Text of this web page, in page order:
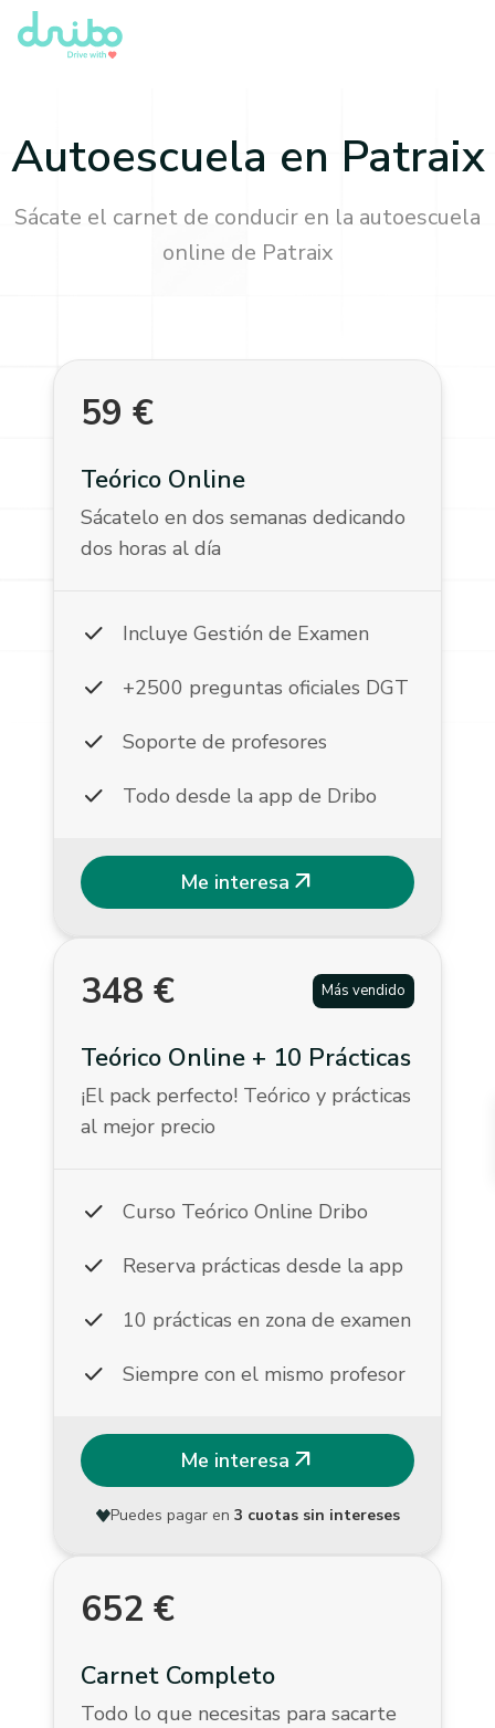
Autoescuela en Patraix
Sácate el carnet de conducir en la autoescuela
online de Patraix
59 €
Teórico Online
Sácatelo en dos semanas dedicando
dos horas al día
check Incluye Gestión de Examen
check +2500 preguntas oficiales DGT
check Soporte de profesores
check Todo desde la app de Dribo
Me interesa arrow_outward
348 € Más vendido
Teórico Online + 10 Prácticas
¡El pack perfecto! Teórico y prácticas
al mejor precio
check Curso Teórico Online Dribo
check Reserva prácticas desde la app
check 10 prácticas en zona de examen
check Siempre con el mismo profesor
Me interesa arrow_outward
Puedes pagar en 3 cuotas sin intereses
652 €
Carnet Completo
Todo lo que necesitas para sacarte